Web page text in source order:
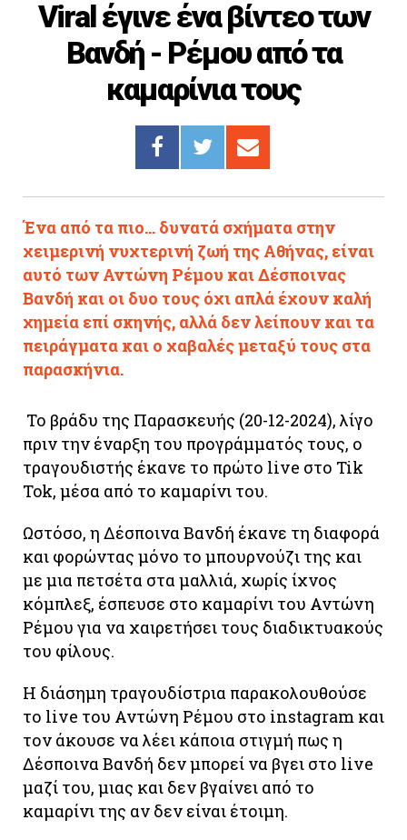
ΣΥΝΔΕΣΜΟΙ
Viral έγινε ένα βίντεο των
Βανδή - Ρέμου από τα
καμαρίνια τους
Ένα από τα πιο... δυνατά σχήματα στην
χειμερινή νυχτερινή ζωή της Αθήνας, είναι
αυτό των Αντώνη Ρέμου και Δέσποινας
Βανδή και οι δυο τους όχι απλά έχουν καλή
χημεία επί σκηνής, αλλά δεν λείπουν και τα
πειράγματα και ο χαβαλές μεταξύ τους στα
παρασκήνια.
Το βράδυ της Παρασκευής (20-12-2024), λίγο
πριν την έναρξη του προγράμματός τους, ο
τραγουδιστής έκανε το πρώτο live στο Tik
Tok, μέσα από το καμαρίνι του.
Ωστόσο, η Δέσποινα Βανδή έκανε τη διαφορά
και φορώντας μόνο το μπουρνούζι της και
με μια πετσέτα στα μαλλιά, χωρίς ίχνος
κόμπλεξ, έσπευσε στο καμαρίνι του Αντώνη
Ρέμου για να χαιρετήσει τους διαδικτυακούς
του φίλους.
Η διάσημη τραγουδίστρια παρακολουθούσε
το live του Αντώνη Ρέμου στο instagram και
τον άκουσε να λέει κάποια στιγμή πως η
Δέσποινα Βανδή δεν μπορεί να βγει στο live
μαζί του, μιας και δεν βγαίνει από το
καμαρίνι της αν δεν είναι έτοιμη.